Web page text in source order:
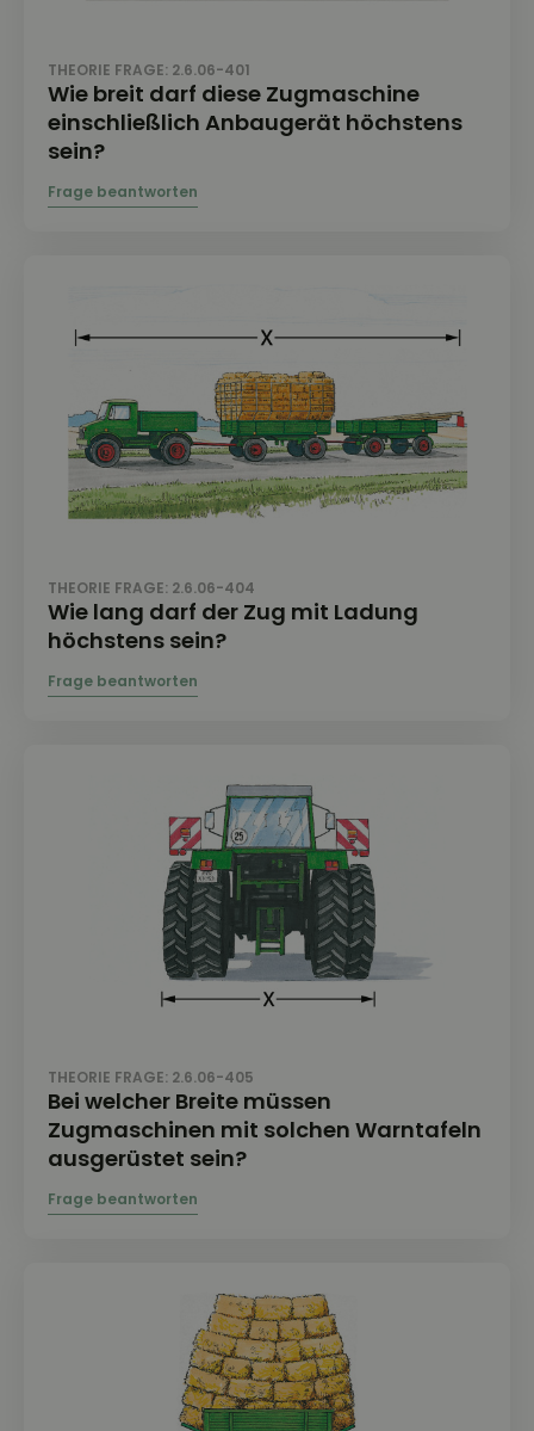
THEORIE FRAGE: 2.6.06-401
Wie breit darf diese Zugmaschine
einschließlich Anbaugerät höchstens
sein?
THEORIE FRAGE: 2.6.06-404
Wie lang darf der Zug mit Ladung
höchstens sein?
THEORIE FRAGE: 2.6.06-405
Bei welcher Breite müssen
Zugmaschinen mit solchen Warntafeln
ausgerüstet sein?